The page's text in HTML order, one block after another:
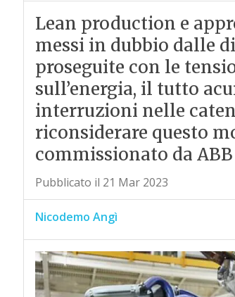
Lean production e
messi in dubbio dalle
proseguite con le
sull’energia, il tutto
interruzioni nelle
riconsiderare questo
commissionato da
Pubblicato il 21 Mar 2023
Nicodemo Angì